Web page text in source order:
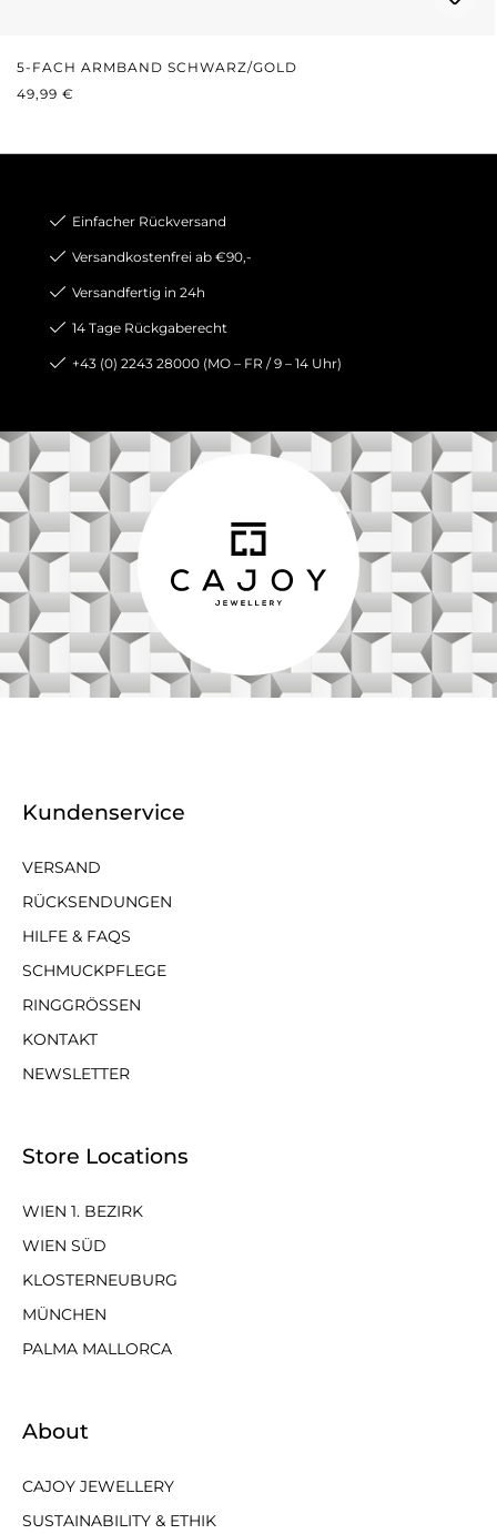
5-FACH ARMBAND SCHWARZ/GOLD
REGULÄRER PREIS:
49,99 €
Einfacher Rückversand
Versandkostenfrei ab €90,-
Versandfertig in 24h
14 Tage Rückgaberecht
+43 (0) 2243 28000 (MO – FR / 9 – 14 Uhr)
Kundenservice
VERSAND
RÜCKSENDUNGEN
HILFE & FAQS
SCHMUCKPFLEGE
RINGGRÖSSEN
KONTAKT
NEWSLETTER
Store Locations
WIEN 1. BEZIRK
WIEN SÜD
KLOSTERNEUBURG
MÜNCHEN
PALMA MALLORCA
About
CAJOY JEWELLERY
SUSTAINABILITY & ETHIK